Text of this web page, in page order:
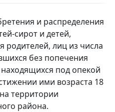
и распределения
сирот и детей,
родителей, лиц из числа
без попечения
под опекой
ими возраста 18
территории
района.